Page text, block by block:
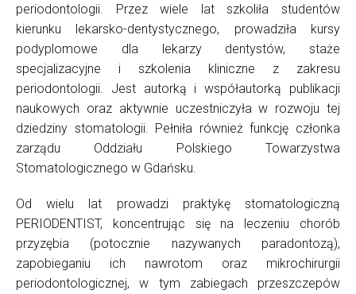
periodontologii. Przez wiele lat szkoliła studentów
kierunku lekarsko-dentystycznego, prowadziła kursy
podyplomowe dla lekarzy dentystów, staże
specjalizacyjne i szkolenia kliniczne z zakresu
periodontologii. Jest autorką i współautorką publikacji
naukowych oraz aktywnie uczestniczyła w rozwoju tej
dziedziny stomatologii. Pełniła również funkcję członka
zarządu Oddziału Polskiego Towarzystwa
Stomatologicznego w Gdańsku.
Od wielu lat prowadzi praktykę stomatologiczną
PERIODENTIST, koncentrując się na leczeniu chorób
przyzębia (potocznie nazywanych paradontozą),
zapobieganiu ich nawrotom oraz mikrochirurgii
periodontologicznej, w tym zabiegach przeszczepów